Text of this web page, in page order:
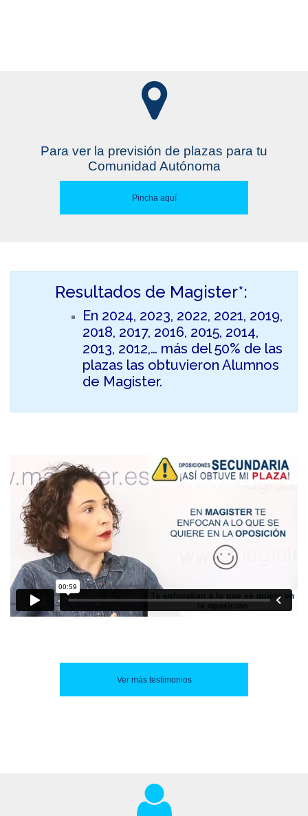
Para ver la previsión de plazas para tu
Comunidad Autónoma
Pincha aquí
Resultados de Magister*:
En 2024, 2023, 2022, 2021, 2019,
2018, 2017, 2016, 2015, 2014,
2013, 2012,… más del 50% de las
plazas las obtuvieron Alumnos
de Magister.
Ver más testimonios